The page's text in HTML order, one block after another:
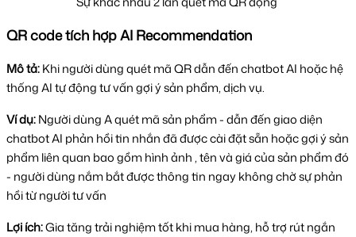
QR code tích hợp AI Recommendation
Mô tả:Khi người dùng quét mã QR dẫn đến chatbot AI hoặc hệ
thống AI tự động tư vấn gợi ý sản phẩm, dịch vụ.
Ví dụ:Người dùng A quét mã sản phẩm - dẫn đến giao diện
chatbot AI phản hồi tin nhắn đã được cài đặt sẵn hoặc gợi ý sản
phẩm liên quan bao gồm hình ảnh , tên và giá của sản phẩm đó
- người dùng nắm bắt được thông tin ngay không chờ sự phản
hồi từ người tư vấn
Lợi ích:Gia tăng trải nghiệm tốt khi mua hàng, hỗ trợ rút ngắn